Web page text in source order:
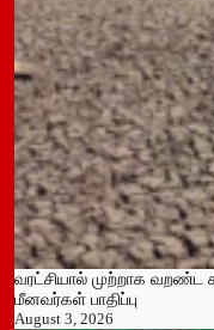
வரட்சியால் முற்றாக வறண்ட
மீனவர்கள் பாதிப்பு
August 3, 2026